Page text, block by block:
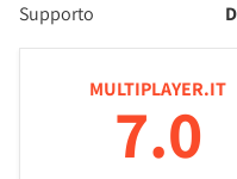
Supporto
MULTIPLAYER.IT
7.0